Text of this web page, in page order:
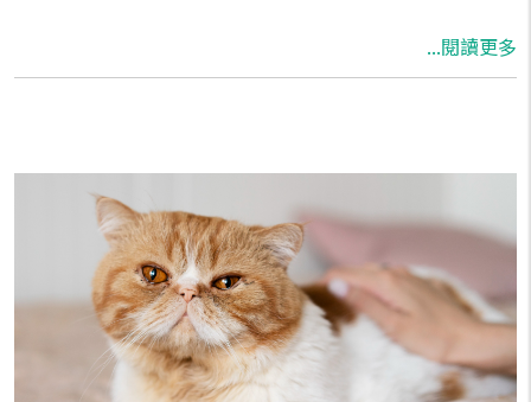
躁症、食慾不振或異常。此外，常見的皮膚問題
如濕疹、搔癢與貓咪過度舔毛，也常見於焦慮或
炎性腸病）的貓狗來說，情緒壓力還會使病情波
動加劇。雖然壓力不會直接導致腫瘤，但免疫力
低下可能加快腫瘤的發展，降低治療反應與康復
機率。因此，管理貓狗情緒，對於預防與控制慢
性病，是極為重要的一環。
...閱讀更多